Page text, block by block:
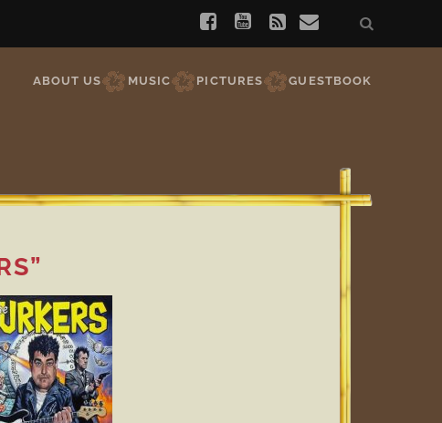
ABOUT US MUSIC PICTURES GUESTBOOK